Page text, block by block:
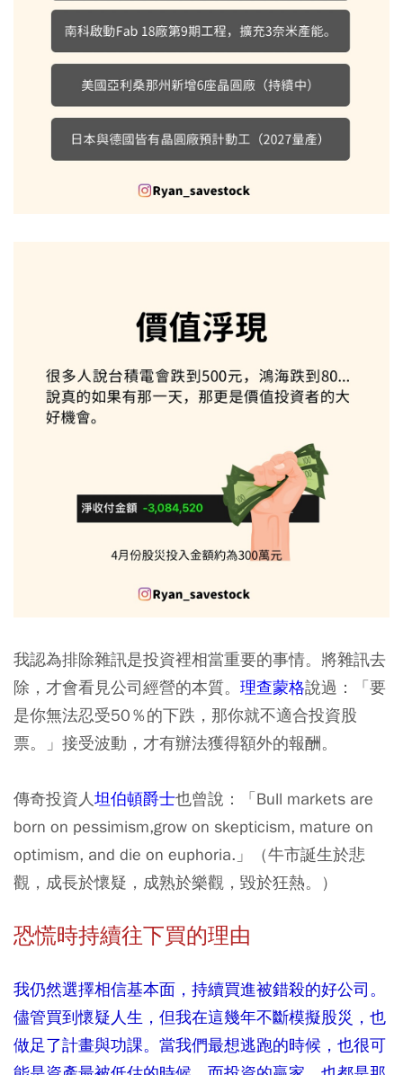
我認為排除雜訊是投資裡相當重要的事情。將雜訊去
除，才會看見公司經營的本質。 理查蒙格說過：「要
是你無法忍受50％的下跌，那你就不適合投資股
票。」接受波動，才有辦法獲得額外的報酬。
傳奇投資人坦伯頓爵士也曾說：「Bull markets are
born on pessimism,grow on skepticism, mature on
optimism, and die on euphoria.」（牛市誕生於悲
觀，成長於懷疑，成熟於樂觀，毀於狂熱。）
恐慌時持續往下買的理由
我仍然選擇相信基本面，持續買進被錯殺的好公司。
儘管買到懷疑人生，但我在這幾年不斷模擬股災，也
做足了計畫與功課。當我們最想逃跑的時候，也很可